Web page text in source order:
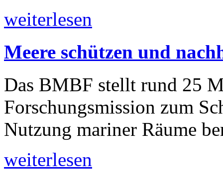
weiterlesen
Meere schützen und
Das BMBF stellt rund 25
Forschungsmission zum
Nutzung mariner Räume
weiterlesen